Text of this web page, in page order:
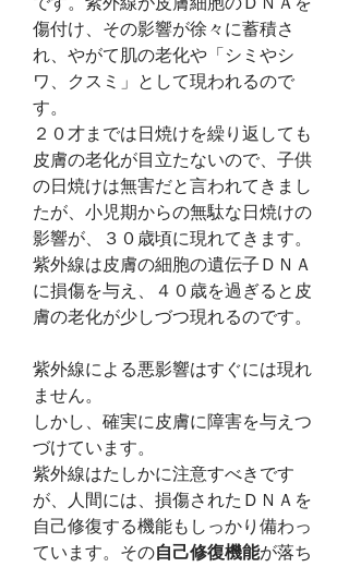
傷付け、その影響が徐々に蓄積さ
れ、やがて肌の老化や「シミやシ
ワ、クスミ」として現われるので
す。
２０才までは日焼けを繰り返しても
皮膚の老化が目立たないので、子供
の日焼けは無害だと言われてきまし
たが、小児期からの無駄な日焼けの
影響が、３０歳頃に現れてきます。
紫外線は皮膚の細胞の遺伝子ＤＮＡ
に損傷を与え、４０歳を過ぎると皮
膚の老化が少しづつ現れるのです。
紫外線による悪影響はすぐには現れ
ません。
しかし、確実に皮膚に障害を与えつ
づけています。
紫外線はたしかに注意すべきです
が、人間には、損傷されたＤＮＡを
自己修復する機能もしっかり備わっ
ています。その自己修復機能が落ち